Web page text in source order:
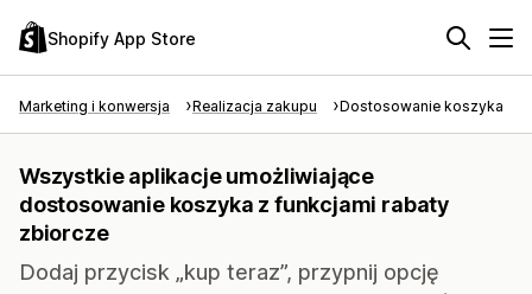
Shopify App Store
Marketing i konwersja Realizacja zakupu Dostosowanie koszyka
Wszystkie aplikacje umożliwiające
dostosowanie koszyka z funkcjami rabaty
zbiorcze
Dodaj przycisk „kup teraz”, przypnij opcję